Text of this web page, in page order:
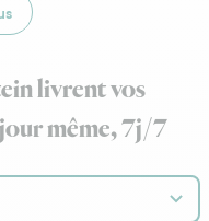
livrent vos
même, 7j/7